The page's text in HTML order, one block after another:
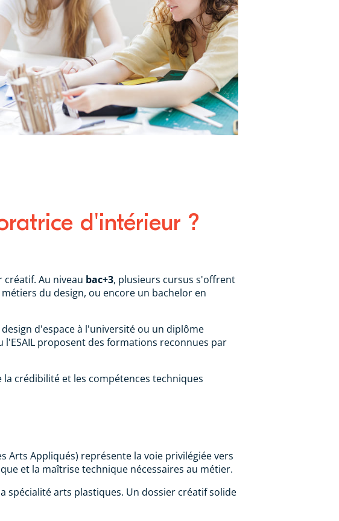
d'intérieur ?
Au niveau bac+3, plusieurs cursus s'offrent
du design, ou encore un bachelor en
d'espace à l'université ou un diplôme
l'ESAIL proposent des formations reconnues par
crédibilité et les compétences techniques
Arts Appliqués) représente la voie privilégiée vers
et la maîtrise technique nécessaires au métier.
spécialité arts plastiques. Un dossier créatif solide